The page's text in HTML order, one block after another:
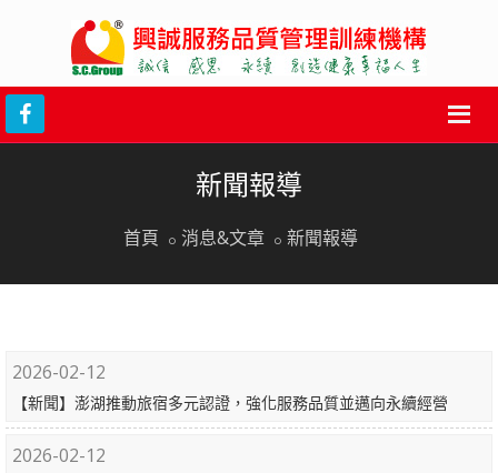
新聞報導
首頁 消息&文章 新聞報導
2026-02-12
【新聞】澎湖推動旅宿多元認證，強化服務品質並邁向永續經營
2026-02-12